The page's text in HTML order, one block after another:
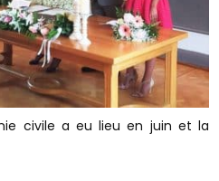
civile a eu lieu en juin et la